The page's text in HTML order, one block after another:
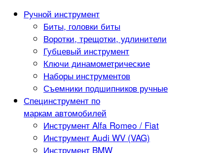
Ручной инструмент
Биты, головки биты
Воротки, трещотки, удлинители
Губцевый инструмент
Ключи динамометрические
Наборы инструментов
Съемники подшипников ручные
Специнструмент по
маркам автомобилей
Инструмент Alfa Romeo / Fiat
Инструмент Audi WV (VAG)
Инструмент BMW